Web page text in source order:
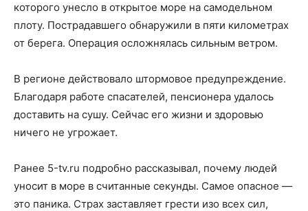
которого унесло в открытое море на самодельном
плоту. Пострадавшего обнаружили в пяти километрах
от берега. Операция осложнялась сильным ветром.
В регионе действовало штормовое предупреждение.
Благодаря работе спасателей, пенсионера удалось
доставить на сушу. Сейчас его жизни и здоровью
ничего не угрожает.
Ранее 5-tv.ru подробно рассказывал, почему людей
уносит в море в считанные секунды. Самое опасное —
это паника. Страх заставляет грести изо всех сил,